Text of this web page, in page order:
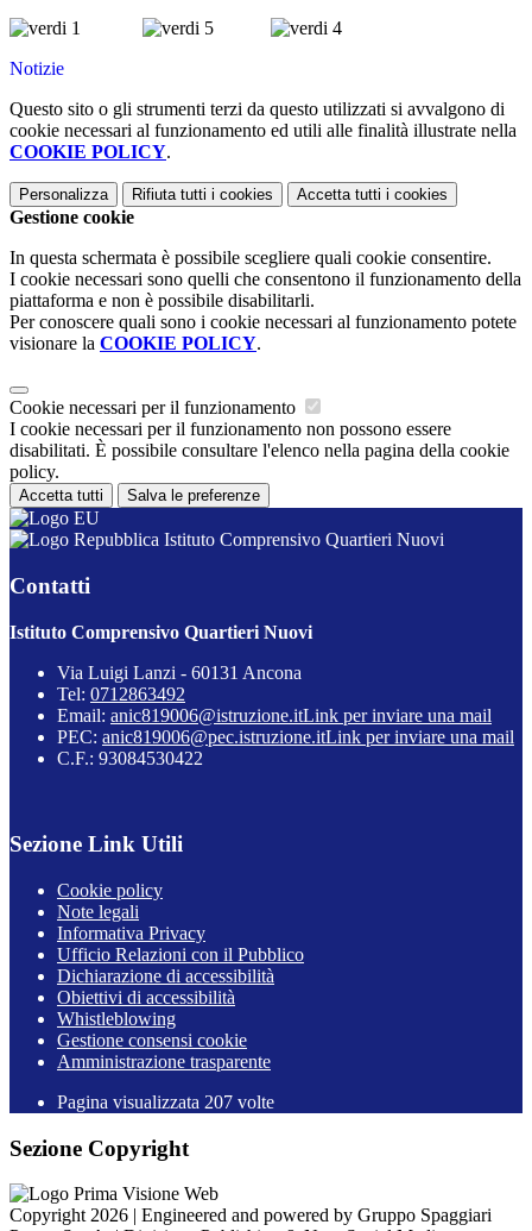
Notizie
Questo sito o gli strumenti terzi da questo utilizzati si avvalgono di
cookie necessari al funzionamento ed utili alle finalità illustrate nella
COOKIE POLICY.
Personalizza Rifiuta tutti i cookies Accetta tutti i cookies
Gestione cookie
In questa schermata è possibile scegliere quali cookie consentire.
I cookie necessari sono quelli che consentono il funzionamento della
piattaforma e non è possibile disabilitarli.
Per conoscere quali sono i cookie necessari al funzionamento potete
visionare la COOKIE POLICY.
Cookie necessari per il funzionamento
I cookie necessari per il funzionamento non possono essere
disabilitati. È possibile consultare l'elenco nella pagina della cookie
policy.
Accetta tutti Salva le preferenze
Istituto Comprensivo Quartieri Nuovi
Contatti
Istituto Comprensivo Quartieri Nuovi
Via Luigi Lanzi - 60131 Ancona
Tel: 0712863492
Email: anic819006@istruzione.itLink per inviare una mail
PEC: anic819006@pec.istruzione.itLink per inviare una mail
C.F.: 93084530422
Sezione Link Utili
Cookie policy
Note legali
Informativa Privacy
Ufficio Relazioni con il Pubblico
Dichiarazione di accessibilità
Obiettivi di accessibilità
Whistleblowing
Gestione consensi cookie
Amministrazione trasparente
Pagina visualizzata 207 volte
Sezione Copyright
Copyright 2026 | Engineered and powered by Gruppo Spaggiari